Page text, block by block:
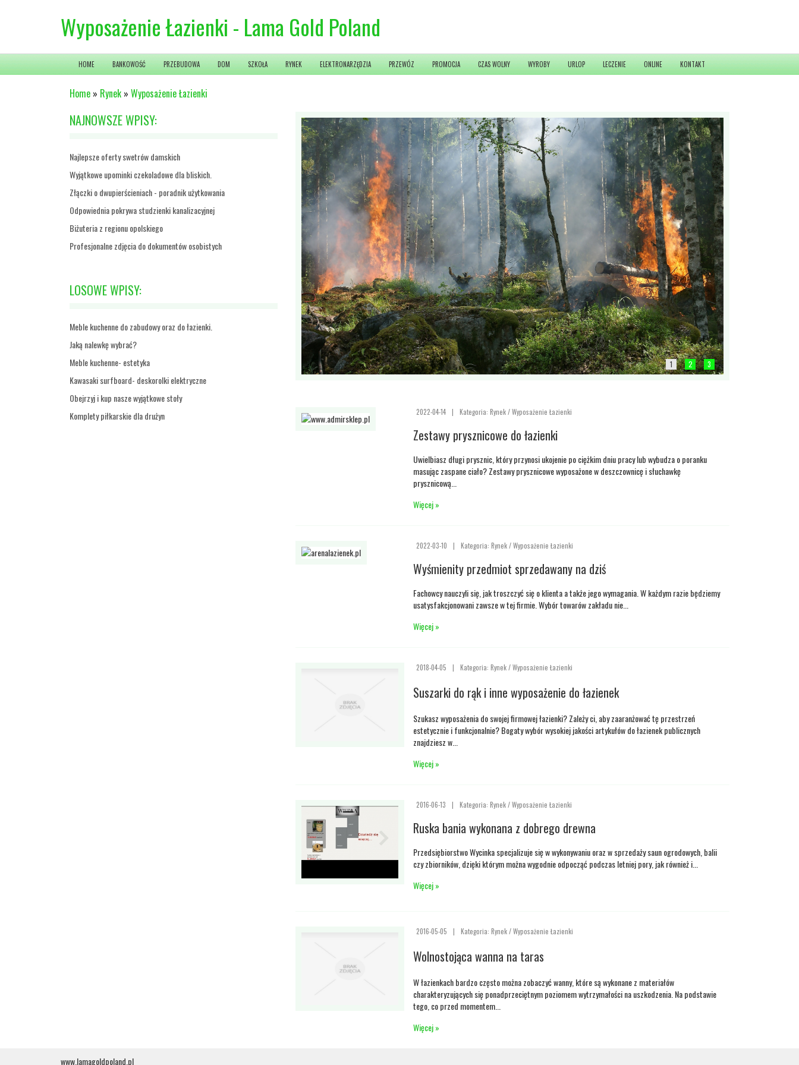
Wyposażenie Łazienki - Lama Gold Poland
HOME BANKOWOŚĆ PRZEBUDOWA DOM SZKOŁA RYNEK ELEKTRONARZĘDZIA PRZEWÓZ PROMOCJA CZAS WOLNY WYROBY URLOP LECZENIE ONLINE KONTAKT
Home » Rynek » Wyposażenie Łazienki
NAJNOWSZE WPISY:
Najlepsze oferty swetrów damskich
Wyjątkowe upominki czekoladowe dla bliskich.
Złączki o dwupierścieniach - poradnik użytkowania
Odpowiednia pokrywa studzienki kanalizacyjnej
Biżuteria z regionu opolskiego
Profesjonalne zdjęcia do dokumentów osobistych
LOSOWE WPISY:
Meble kuchenne do zabudowy oraz do łazienki.
Jaką nalewkę wybrać?
Meble kuchenne- estetyka
Kawasaki surfboard- deskorolki elektryczne
Obejrzyj i kup nasze wyjątkowe stoły
Komplety piłkarskie dla drużyn
1 2 3
2022-04-14 | Kategoria: Rynek / Wyposażenie Łazienki
Zestawy prysznicowe do łazienki
Uwielbiasz długi prysznic, który przynosi ukojenie po ciężkim dniu pracy lub wybudza o poranku
masując zaspane ciało? Zestawy prysznicowe wyposażone w deszczownicę i słuchawkę
prysznicową...
Więcej »
2022-03-10 | Kategoria: Rynek / Wyposażenie Łazienki
Wyśmienity przedmiot sprzedawany na dziś
Fachowcy nauczyli się, jak troszczyć się o klienta a także jego wymagania. W każdym razie będziemy
usatysfakcjonowani zawsze w tej firmie. Wybór towarów zakładu nie...
Więcej »
2018-04-05 | Kategoria: Rynek / Wyposażenie Łazienki
Suszarki do rąk i inne wyposażenie do łazienek
Szukasz wyposażenia do swojej firmowej łazienki? Zależy ci, aby zaaranżować tę przestrzeń
estetycznie i funkcjonalnie? Bogaty wybór wysokiej jakości artykułów do łazienek publicznych
znajdziesz w...
Więcej »
2016-06-13 | Kategoria: Rynek / Wyposażenie Łazienki
Ruska bania wykonana z dobrego drewna
Przedsiębiorstwo Wycinka specjalizuje się w wykonywaniu oraz w sprzedaży saun ogrodowych, balii
czy zbiorników, dzięki którym można wygodnie odpocząć podczas letniej pory, jak również i...
Więcej »
2016-05-05 | Kategoria: Rynek / Wyposażenie Łazienki
Wolnostojąca wanna na taras
W łazienkach bardzo często można zobaczyć wanny, które są wykonane z materiałów
charakteryzujących się ponadprzeciętnym poziomem wytrzymałości na uszkodzenia. Na podstawie
tego, co przed momentem...
Więcej »
www.lamagoldpoland.pl